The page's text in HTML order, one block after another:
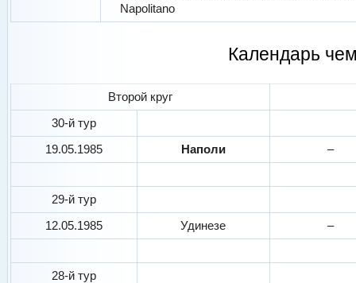
Napolitano
Календарь
Второй круг
30-й тур
19.05.1985
Наполи –
29-й тур
12.05.1985
Удинезе –
28-й тур